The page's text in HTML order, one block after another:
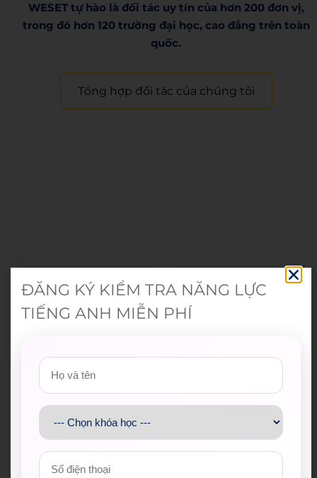
WESET tự hào là đối tác uy tín của hơn 200 đơn vị,
trong đó hơn 120 trường đại học, cao đẳng trên toàn
quốc.​
Tổng hợp đối tác của chúng tôi
ĐĂNG KÝ KIỂM TRA NĂNG LỰC
TIẾNG ANH MIỄN PHÍ